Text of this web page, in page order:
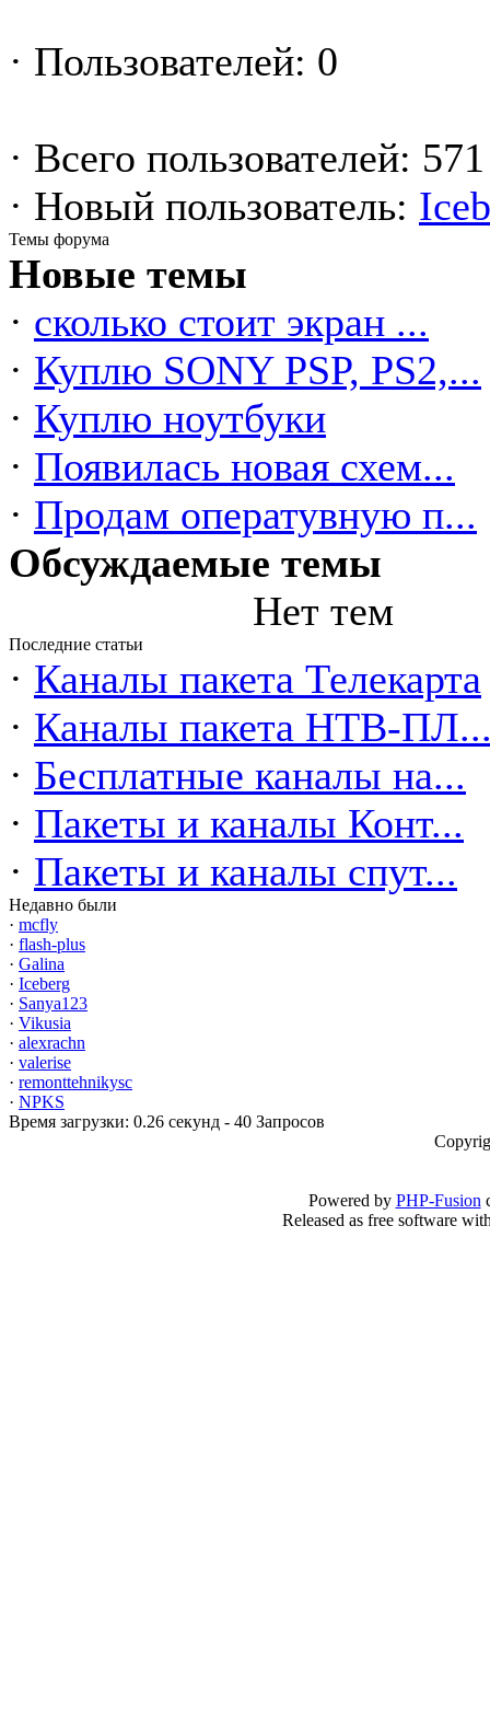
· Пользователей: 0
· Всего пользователей: 571
· Новый пользователь:
Темы форума
Новые темы
· сколько стоит экран ...
· Куплю SONY PSP, PS2,...
· Куплю ноутбуки
· Появилась новая схем...
· Продам оператувную п...
Обсуждаемые темы
Нет тем
Последние статьи
· Каналы пакета Телекарта
· Каналы пакета НТВ-
· Бесплатные каналы на...
· Пакеты и каналы Конт...
· Пакеты и каналы спут...
Недавно были
· mcfly
· flash-plus
· Galina
· Iceberg
· Sanya123
· Vikusia
· alexrachn
· valerise
· remonttehnikysc
· NPKS
Время загрузки: 0.26 секунд - 40 Запросов
Powered by PHP-Fusion
Released as free software